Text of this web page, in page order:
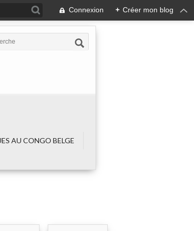
Connexion + Créer mon blog
AU CONGO BELGE